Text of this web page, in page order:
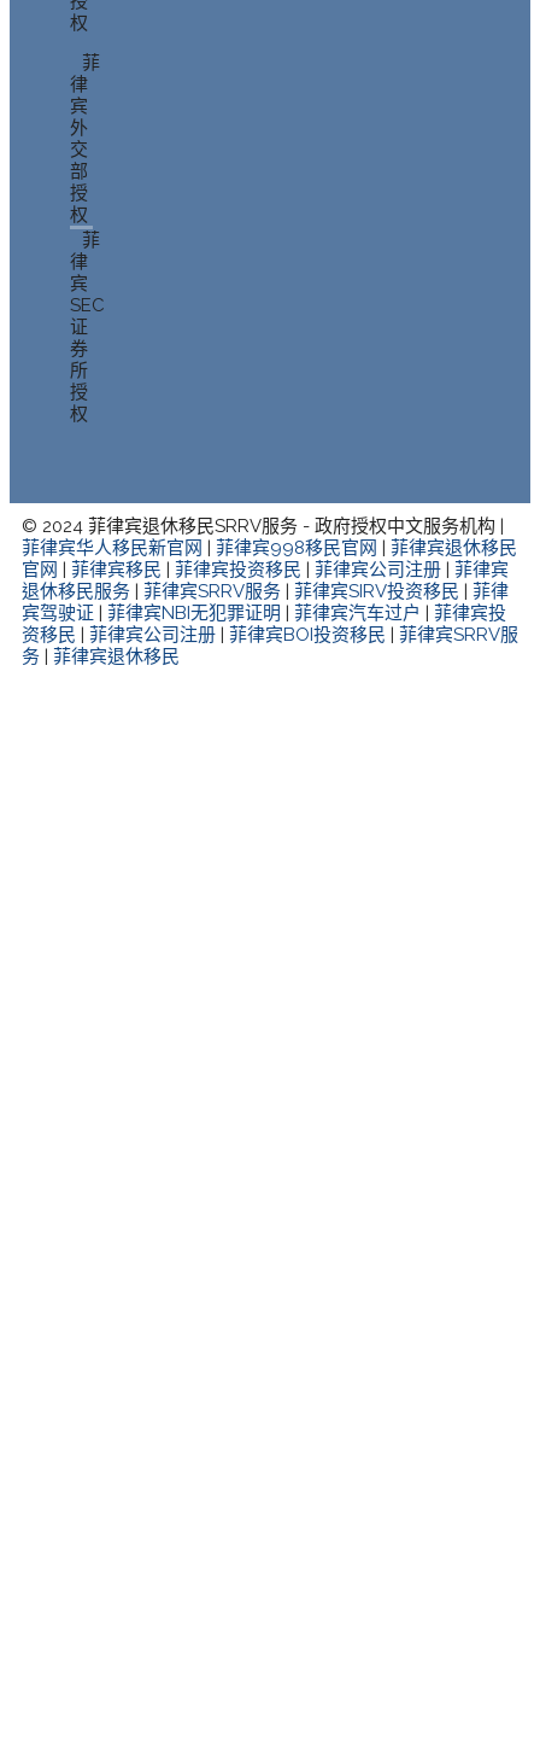
权
菲
律
宾
外
交
部
授
权
菲
律
宾
SEC
证
券
所
授
权
© 2024 菲律宾退休移民SRRV服务 - 政府授权中文服务机构 |
菲律宾华人移民新官网
菲律宾998移民官网
菲律宾退休移民
官网
菲律宾移民 菲律宾投资移民 菲律宾公司注册
菲律宾
退休移民服务
菲律宾SRRV服务 菲律宾SIRV投资移民
菲律
宾驾驶证
菲律宾NBI无犯罪证明 菲律宾汽车过户
菲律宾投
资移民
菲律宾公司注册 菲律宾BOI投资移民
菲律宾SRRV服
务
菲律宾退休移民